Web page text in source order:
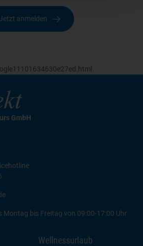
anmelden
GmbH
Montag bis Freitag von 09:00-17:00 Uhr
Wellnessurlaub